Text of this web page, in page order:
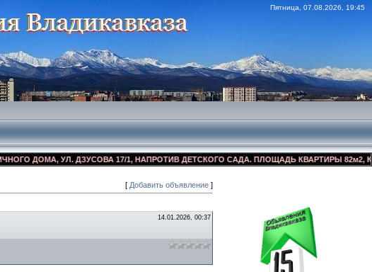
Пятница, 07.08.2026, 19:45
ДОМА, УЛ. ДЗУСОВА 17/1, НАПРОТИВ ДЕТСКОГО САДА. ПЛОЩАДЬ КВАРТИРЫ 82м2,
[ Добавить объявление ]
14.01.2026, 00:37